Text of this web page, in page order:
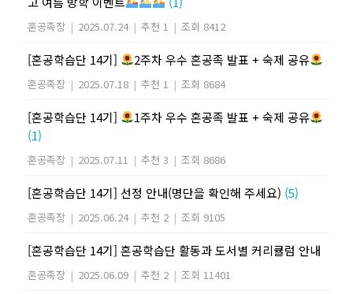
혼공족장 | 2025.07.24 | 추천 1 | 조회 8412
[혼공학습단 14기] 2주차 우수 혼공족 발표 + 숙제 공유
혼공족장 | 2025.07.18 | 추천 1 | 조회 8684
[혼공학습단 14기]
1주차 우수 혼공족 발표 + 숙제 공유
(1)
혼공족장 | 2025.07.11 | 추천 3 | 조회 8686
[혼공학습단 14기] 선정 안내(명단을 확인해 주세요) (5)
혼공족장 | 2025.06.24 | 추천 2 | 조회 9105
[혼공학습단 14기] 혼공학습단 활동과 도서별 커리큘럼 안내
혼공족장 | 2025.06.09 | 추천 2 | 조회 11401